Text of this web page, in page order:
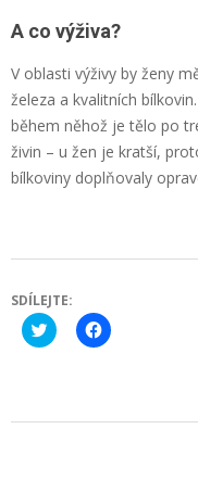
A co výživa?
V oblasti výživy by ženy
železa a kvalitních
během něhož je tělo po
živin – u žen je kratší,
bílkoviny doplňovaly
SDÍLEJTE:
Click
to
new
Click
to
new